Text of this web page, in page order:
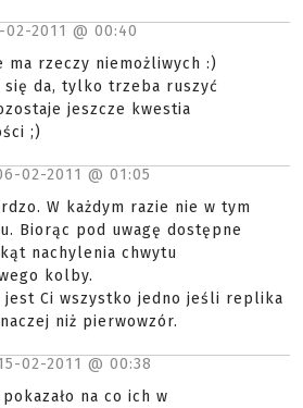
02-2011 @ 00:40
ma rzeczy niemożliwych :)
się da, tylko trzeba ruszyć
jeszcze kwestia
;)
02-2011 @ 01:05
W każdym razie nie w tym
Biorąc pod uwagę dostępne
nachylenia chwytu
kolby.
jest Ci wszystko jedno jeśli replika
niż pierwowzór.
02-2011 @ 00:38
pokazało na co ich w